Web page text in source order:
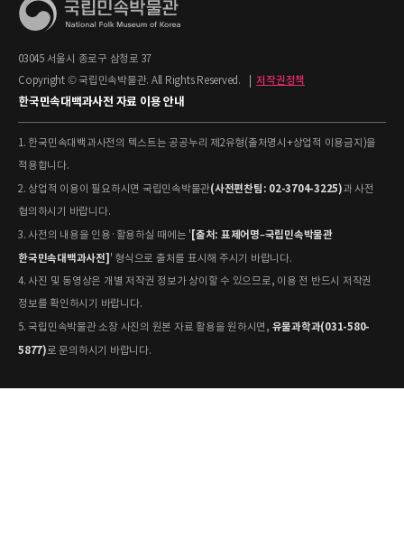
03045 서울시 종로구 삼청로 37
Copyright © 국립민속박물관. All Rights Reserved.
저작권정책
한국민속대백과사전 자료 이용 안내
1. 한국민속대백과사전의 텍스트는 공공누리 제2유형(출처명시+상업적 이용금지)을
적용합니다.
2. 상업적 이용이 필요하시면 국립민속박물관(사전편찬팀: 02-3704-3225)과 사전
협의하시기 바랍니다.
3. 사전의 내용을 인용·활용하실 때에는 ' [출처: 표제어명–국립민속박물관
한국민속대백과사전] ' 형식으로 출처를 표시해 주시기 바랍니다.
4. 사진 및 동영상은 개별 저작권 정보가 상이할 수 있으므로, 이용 전 반드시 저작권
정보를 확인하시기 바랍니다.
5. 국립민속박물관 소장 사진의 원본 자료 활용을 원하시면, 유물과학과(031-580-
5877) 로 문의하시기 바랍니다.